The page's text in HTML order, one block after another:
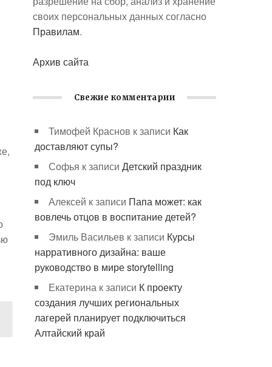
своих персональных данных согласно
Правилам.
Архив сайта
Свежие комментарии
Тимофей Краснов к записи Как
доставляют супы?
Софья к записиДетский праздник
под ключ
Алексей к записи Папа может: как
вовлечь отцов в воспитание детей?
Эмиль Васильев к записи Курсы
нарративного дизайна: ваше
руководство в мире storytelling
Екатерина к записи К проекту
создания лучших региональных
лагерей планирует подключиться
Алтайский край